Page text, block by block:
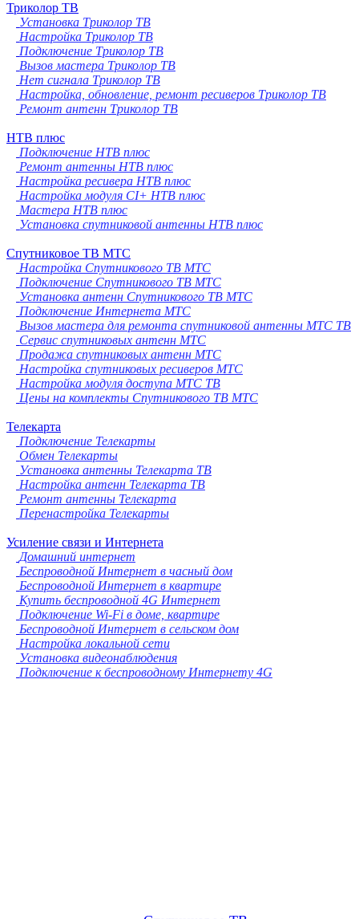
Триколор ТВ
Установка Триколор ТВ
Настройка Триколор ТВ
Подключение Триколор ТВ
Вызов мастера Триколор ТВ
Нет сигнала Триколор ТВ
Настройка, обновление, ремонт ресиверов Триколор ТВ
Ремонт антенн Триколор ТВ
НТВ плюс
Подключение НТВ плюс
Ремонт антенны НТВ плюс
Настройка ресивера НТВ плюс
Настройка модуля CI+ НТВ плюс
Мастера НТВ плюс
Установка спутниковой антенны НТВ плюс
Спутниковое ТВ МТС
Настройка Спутникового ТВ МТС
Подключение Спутникового ТВ МТС
Установка антенн Спутникового ТВ МТС
Подключение Интернета МТС
Вызов мастера для ремонта спутниковой антенны МТС ТВ
Сервис спутниковых антенн МТС
Продажа спутниковых антенн МТС
Настройка спутниковых ресиверов МТС
Настройка модуля доступа МТС ТВ
Цены на комплекты Спутникового ТВ МТС
Телекарта
Подключение Телекарты
Обмен Телекарты
Установка антенны Телекарта ТВ
Настройка антенн Телекарта ТВ
Ремонт антенны Телекарта
Перенастройка Телекарты
Усиление связи и Интернета
Домашний интернет
Беспроводной Интернет в часный дом
Беспроводной Интернет в квартире
Купить беспроводной 4G Интернет
Подключение Wi-Fi в доме, квартире
Беспроводной Интернет в сельском дом
Настройка локальной сети
Установка видеонаблюдения
Подключение к беспроводному Интернету 4G